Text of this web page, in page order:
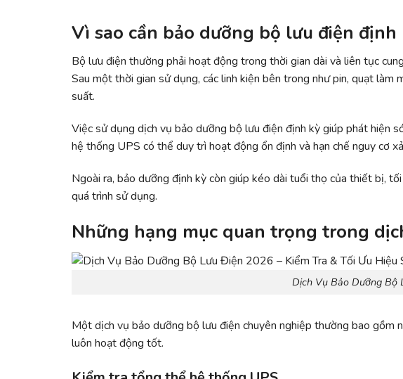
Vì sao cần bảo dưỡng bộ lưu điện định
Bộ lưu điện thường phải hoạt động trong thời gian dài và liên tục
Sau một thời gian sử dụng, các linh kiện bên trong như pin, quạt làm
suất.
Việc sử dụng dịch vụ bảo dưỡng bộ lưu điện định kỳ giúp phát hiện
hệ thống UPS có thể duy trì hoạt động ổn định và hạn chế nguy cơ
Ngoài ra, bảo dưỡng định kỳ còn giúp kéo dài tuổi thọ của thiết bị,
quá trình sử dụng.
Những hạng mục quan trọng trong
Dịch Vụ Bảo Dưỡng Bộ
Một dịch vụ bảo dưỡng bộ lưu điện chuyên nghiệp thường bao gồm
luôn hoạt động tốt.